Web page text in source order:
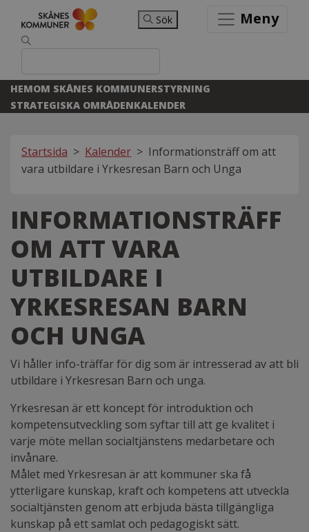
Sök Meny
HEMOM SKÅNES KOMMUNERSTYRNING
STRATEGISKA OMRÅDENKALENDER
Startsida > Kalender > Informationsträff om att
vara utbildare i Yrkesresan Barn och Unga
INFORMATIONSTRÄFF
OM ATT VARA
UTBILDARE I
YRKESRESAN BARN
OCH UNGA
Vi håller info-träffar för dig som är intresserad av att bli
utbildare i Yrkesresan Barn och unga.
Yrkesresan är ett koncept för introduktion och
kompetensutveckling som syftar till att ge kvalitet i
varje möte mellan socialtjänstens medarbetare och
invånare.
Målet med Yrkesresan är att kommuner ska få
ytterligare kunskap, kraft och kompetens att utveckla
socialtjänsten genom att erbjuda bästa tillgängliga
kunskap på ett samlat och pedagogiskt sätt.